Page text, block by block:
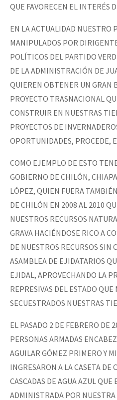
QUE FAVORECEN EL INTERÉS
EN LA ACTUALIDAD NUESTRO
MANIPULADOS POR
POLÍTICOS DEL PARTIDO
DE LA ADMINISTRACIÓN DE
QUIEREN OBTENER UN GRAN
PROYECTO TRASNACIONAL
CONSTRUIR EN NUESTRAS
PROYECTOS DE
OPORTUNIDADES, PROCEDE,
COMO EJEMPLO DE ESTO
GOBIERNO DE CHILÓN,
LÓPEZ, QUIEN FUERA
DE CHILÓN EN 2008 AL 2010
NUESTROS RECURSOS
GRAVA HACIÉNDOSE RICO A
DE NUESTROS RECURSOS
ASAMBLEA DE EJIDATARIOS
EJIDAL, APROVECHANDO LA
REPRESIVAS DEL ESTADO
SECUESTRADOS NUESTRAS
EL PASADO 2 DE FEBRERO DE
PERSONAS ARMADAS
AGUILAR GÓMEZ PRIMERO Y
INGRESARON A LA CASETA DE
CASCADAS DE AGUA AZUL
ADMINISTRADA POR